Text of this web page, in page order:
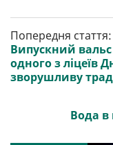
Попередня стаття:
Випускний
одного з ліцеїв
зворушливу
Вода в